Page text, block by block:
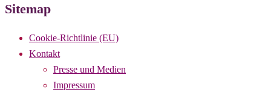
Sitemap
Cookie-Richtlinie (EU)
Kontakt
Presse und Medien
Impressum